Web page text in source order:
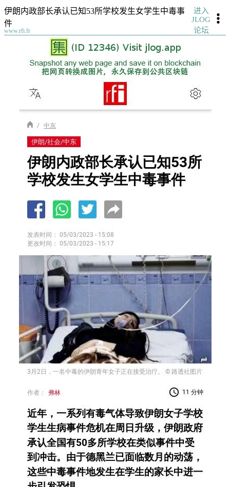
伊朗内政部长承认已知53所学校发生女学生中毒事
件
www.rfi.fr
进入
JLOG
论坛